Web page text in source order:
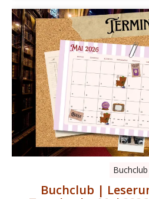
Buchclub
Buchclub |